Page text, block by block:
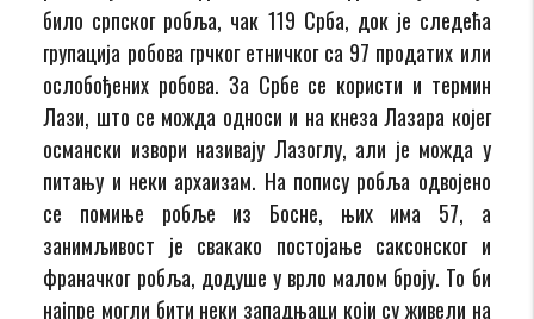
било српског робља, чак 119 Срба, док је следећа
групација робова грчког етничког са 97 продатих или
ослобођених робова. За Србе се користи и термин
Лази, што се можда односи и на кнеза Лазара којег
османски извори називају Лазоглу, али је можда у
питању и неки архаизам. На попису робља одвојено
се помиње робље из Босне, њих има 57, а
занимљивост је свакако постојање саксонског и
франачког робља, додуше у врло малом броју. То би
најпре могли бити неки западњаци који су живели на